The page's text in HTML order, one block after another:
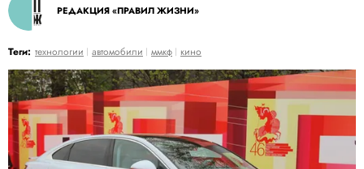
РЕДАКЦИЯ «ПРАВИЛ ЖИЗНИ»
Теги: технологии автомобили ммкф кино